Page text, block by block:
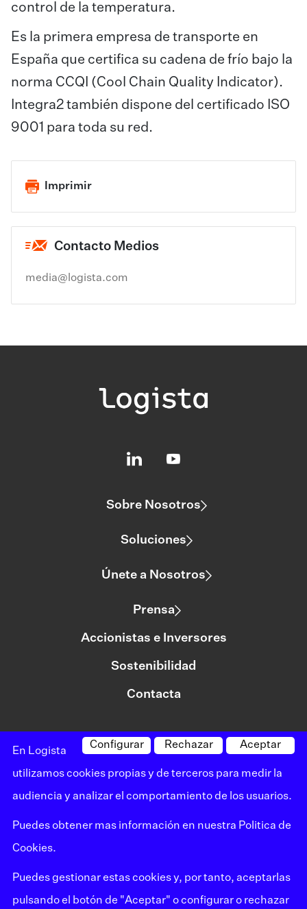
control de la temperatura.
Es la primera empresa de transporte en
España que certifica su cadena de frío bajo la
norma CCQI (Cool Chain Quality Indicator).
Integra2 también dispone del certificado ISO
9001 para toda su red.
Imprimir
Contacto Medios
media@logista.com
Sobre Nosotros
Soluciones
Únete a Nosotros
Prensa
Accionistas e Inversores
Sostenibilidad
Contacta
©logista Todos los derechos reservados
Aviso legal
Política de privacidad
Política de cookies
Aceptar
Rechazar
Configurar
En Logista
utilizamos cookies propias y de terceros para medir la
audiencia y analizar el comportamiento de los usuarios.
Puedes obtener mas información en nuestra Politica de
Cookies.
Puedes gestionar estas cookies y, por tanto, aceptarlas
pulsando el botón de "Aceptar" o configurar o rechazar